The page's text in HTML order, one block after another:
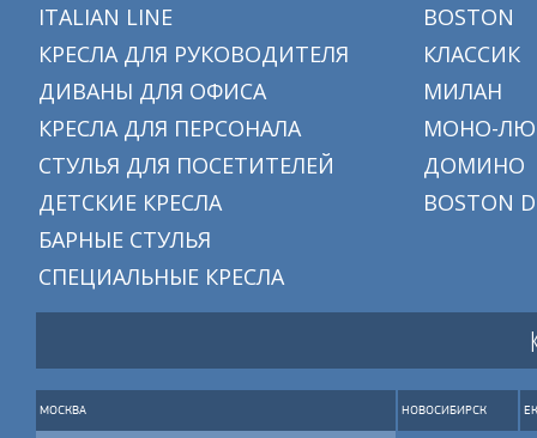
ITALIAN LINE
КРЕСЛА ДЛЯ РУКОВОДИТЕЛЯ
ДИВАНЫ ДЛЯ ОФИСА
КРЕСЛА ДЛЯ ПЕРСОНАЛА
СТУЛЬЯ ДЛЯ ПОСЕТИТЕЛЕЙ
ДЕТСКИЕ КРЕСЛА
БАРНЫЕ СТУЛЬЯ
СПЕЦИАЛЬНЫЕ КРЕСЛА
BOSTON
КЛАССИК
МИЛАН
МОНО-
ДОМИНО
BOSTON
МОСКВА НОВОСИБИРСК